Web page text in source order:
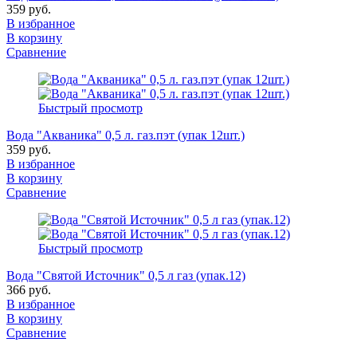
359 руб.
В избранное
В корзину
Сравнение
Быстрый просмотр
Вода "Акваника" 0,5 л. газ.пэт (упак 12шт.)
359 руб.
В избранное
В корзину
Сравнение
Быстрый просмотр
Вода "Святой Источник" 0,5 л газ (упак.12)
366 руб.
В избранное
В корзину
Сравнение